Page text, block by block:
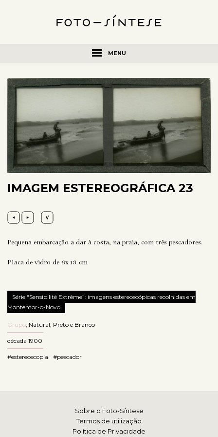
MENU
IMAGEM ESTEREOGRÁFICA 23
Pequena embarcação a dar à costa, na praia, com três pescadores.
Placa de vidro de 6x13 cm
Série “Sensibilité Extrême”: imagens estereoscópicas recolhidas em
Montemor-o-Novo
Grupo Natural Preto e Branco
década 1900
#estereoscopia #pescador
Sobre o Foto-Síntese
Termos de utilização
Política de Privacidade